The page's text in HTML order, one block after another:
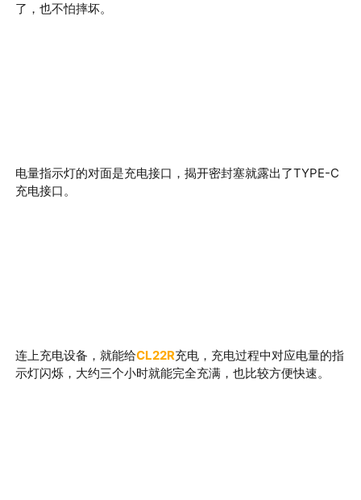
了，也不怕摔坏。
电量指示灯的对面是充电接口，揭开密封塞就露出了TYPE-C
充电接口。
连上充电设备，就能给CL22R充电，充电过程中对应电量的指
示灯闪烁，大约三个小时就能完全充满，也比较方便快速。